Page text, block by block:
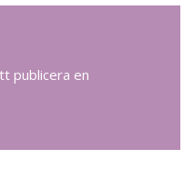
publicera en